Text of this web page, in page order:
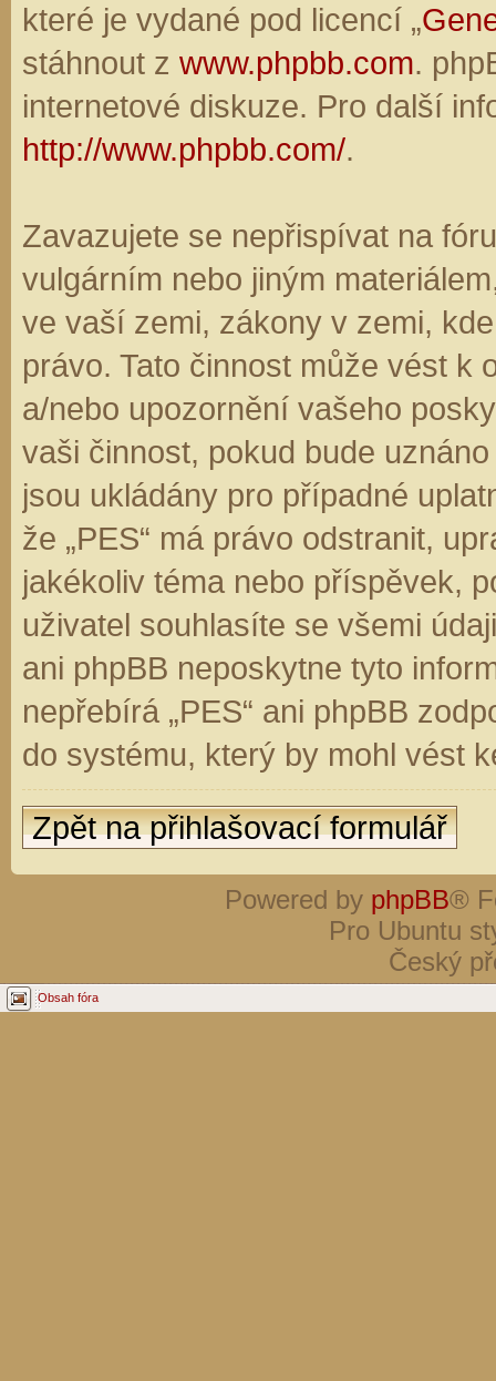
které je vydané pod licencí „
stáhnout z www.phpbb.com.
internetové diskuze. Pro další
http://www.phpbb.com/.
Zavazujete se nepřispívat na
vulgárním nebo jiným
ve vaší zemi, zákony v zemi,
právo. Tato činnost může vést k
a/nebo upozornění vašeho
vaši činnost, pokud bude
jsou ukládány pro případné
že „PES“ má právo odstranit,
jakékoliv téma nebo příspěvek,
uživatel souhlasíte se všemi
ani phpBB neposkytne tyto
nepřebírá „PES“ ani phpBB
do systému, který by mohl vést
Zpět na přihlašovací formulář
Powered by phpBB®
Pro Ubuntu
Český
Obsah fóra